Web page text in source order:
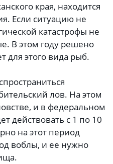
края, находится
Если ситуацию не
катастрофы не
В этом году решено
для этого вида рыб.
лов. На этом
и в федеральном
действовать с 1 по 10
на этот период
воблы, и ее нужно